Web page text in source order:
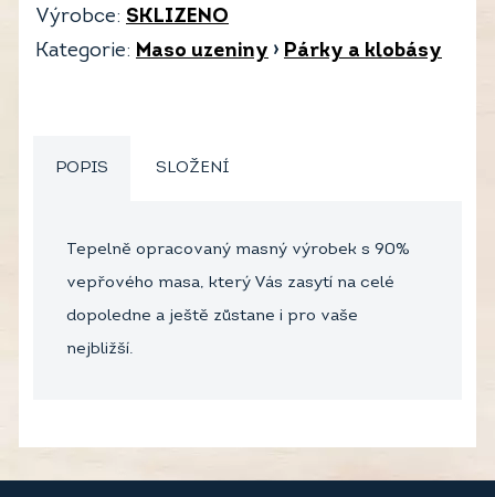
Výrobce: SKLIZENO
Kategorie: Maso uzeniny › Párky a klobásy
POPIS SLOŽENÍ
Tepelně opracovaný masný výrobek s 90%
vepřového masa, který Vás zasytí na celé
dopoledne a ještě zůstane i pro vaše
nejbližší.